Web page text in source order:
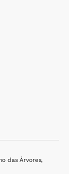
das Árvores,